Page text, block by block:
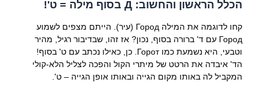
הכלל הראשון והחשוב: Д בסוף מילה = ט'!
קחו לדוגמה את המילה Город (עיר). הייתם מצפים לשמוע
Город עם ד' ברורה בסוף, נכון? אז זהו, שבדיבור רגיל, מהיר
וטבעי, היא נשמעת כמו Горот. כן, כאילו נכתב עם ט' בסוף!
הד' איבדה את הרטט של מיתרי הקול והפכה לצליל הלא-קולי
המקביל לה באותו מקום הגייה ובאותו אופן הגייה – ט'.